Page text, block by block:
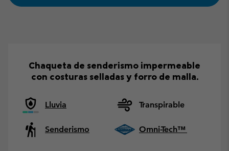
Chaqueta de senderismo impermeable
con costuras selladas y forro de malla.
Lluvia Transpirable
Senderismo Omni-Tech™